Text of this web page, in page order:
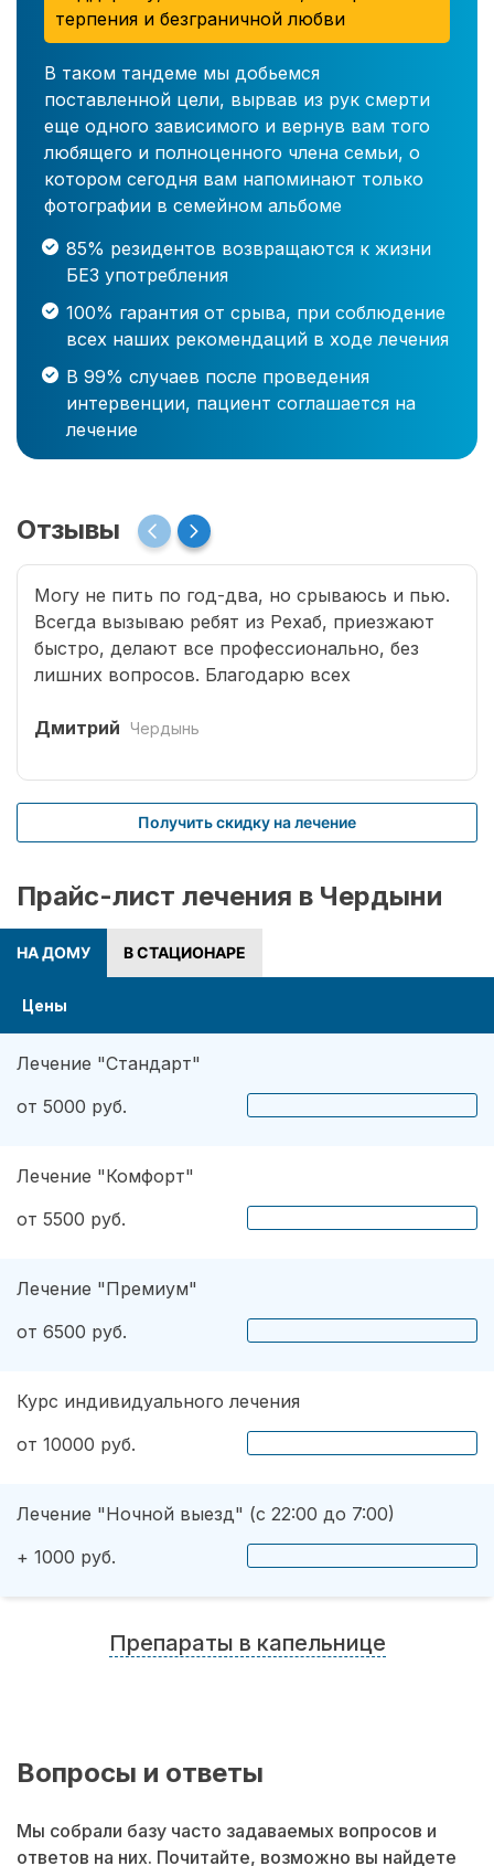
терпения и безграничной любви
В таком тандеме мы добьемся
поставленной цели, вырвав из рук смерти
еще одного зависимого и вернув вам того
любящего и полноценного члена семьи, о
котором сегодня вам напоминают только
фотографии в семейном альбоме
85% резидентов возвращаются к жизни
БЕЗ употребления
100% гарантия от срыва, при соблюдение
всех наших рекомендаций в ходе лечения
В 99% случаев после проведения
интервенции, пациент соглашается на
лечение
Отзывы
Могу не пить по год-два, но срываюсь и пью.
Всегда вызываю ребят из Рехаб, приезжают
быстро, делают все профессионально, без
лишних вопросов. Благодарю всех
Дмитрий
Чердынь
Получить скидку на лечение
Прайс-лист лечения в Чердыни
НА ДОМУ В СТАЦИОНАРЕ
Цены
Лечение "Стандарт"
от 5000 руб.
Лечение "Комфорт"
от 5500 руб.
Лечение "Премиум"
от 6500 руб.
Курс индивидуального лечения
от 10000 руб.
Лечение "Ночной выезд" (с 22:00 до 7:00)
+ 1000 руб.
Препараты в капельнице
Вопросы и ответы
Мы собрали базу часто задаваемых вопросов и
ответов на них. Почитайте, возможно вы найдете